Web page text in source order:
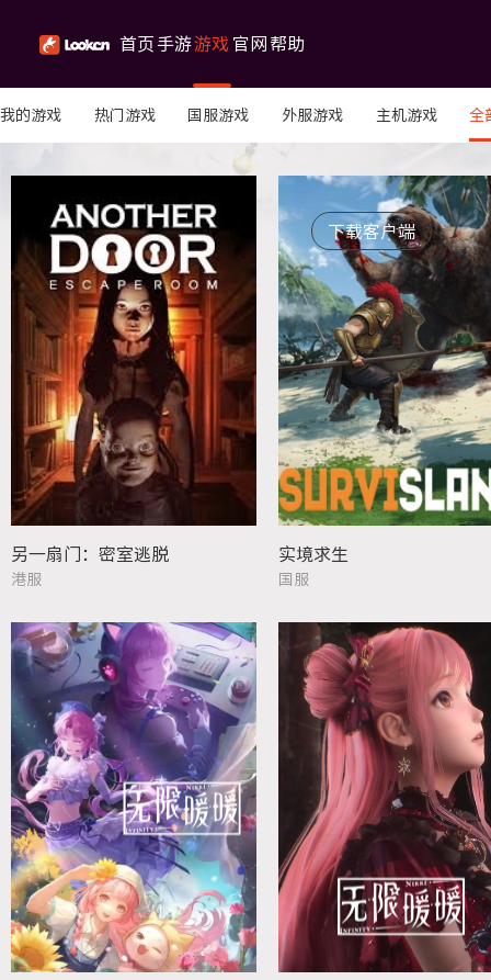
首页手游游戏 官网 帮助
下载客户端
我的游戏 热门游戏 国服游戏 外服游戏 主机游戏 全
另一扇门：密室逃脱
港服
实境求生
国服